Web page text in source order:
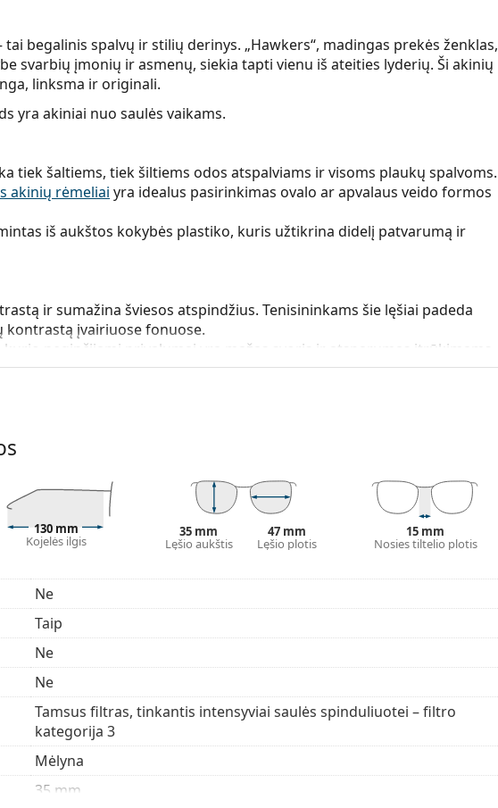
tai begalinis spalvų ir stilių derinys. „Hawkers“, madingas prekės ženklas,
svarbių įmonių ir asmenų, siekia tapti vienu iš ateities lyderių. Ši akinių
linksma ir originali.
yra akiniai nuo saulės vaikams.
tiek šaltiems, tiek šiltiems odos atspalviams ir visoms plaukų spalvoms.
akinių rėmeliai yra idealus pasirinkimas ovalo ar apvalaus veido formos
iš aukštos kokybės plastiko, kuris užtikrina didelį patvarumą ir
ir sumažina šviesos atspindžius. Tenisininkams šie lęšiai padeda
įvairiuose fonuose.
neginčijami privalumai yra mažas svoris ir atsparumas įtrūkimams.
atspindinčiu lęšio paviršiumi. Jie sumažina į akį patenkančios šviesos
kuri užtikrina 100 % apsaugą nuo saulės spindulių. Saulės akinių
filtrą (šviesos pralaidumas 8–18 %). Jie tinka intensyviam saulės poveikiui
asortimentą, kad rastumėte daugiau populiarių prekių ženklų modelių.
130 mm
Kojelės ilgis
35 mm
Lęšio aukštis
47 mm
Lęšio plotis
15 mm
Nosies tiltelio plotis
Ne
Taip
Ne
Ne
Tamsus filtras, tinkantis intensyviai saulės spinduliuotei – filtro
kategorija 3
Mėlyna
35 mm